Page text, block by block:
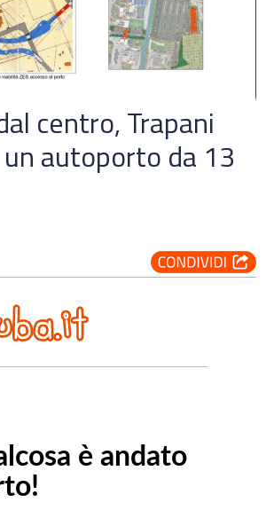
centro, Trapani
autoporto da 13